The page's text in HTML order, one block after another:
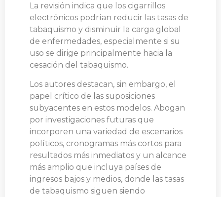
La revisión indica que los cigarrillos
electrónicos podrían reducir las tasas de
tabaquismo y disminuir la carga global
de enfermedades, especialmente si su
uso se dirige principalmente hacia la
cesación del tabaquismo.
Los autores destacan, sin embargo, el
papel crítico de las suposiciones
subyacentes en estos modelos. Abogan
por investigaciones futuras que
incorporen una variedad de escenarios
políticos, cronogramas más cortos para
resultados más inmediatos y un alcance
más amplio que incluya países de
ingresos bajos y medios, donde las tasas
de tabaquismo siguen siendo